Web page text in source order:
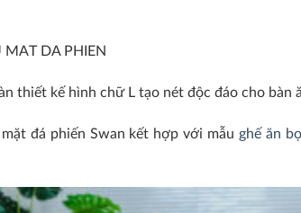
thiết kế hình chữ L tạo nét độc đáo cho bàn
mặt đá phiến Swan kết hợp với mẫu ghế ăn